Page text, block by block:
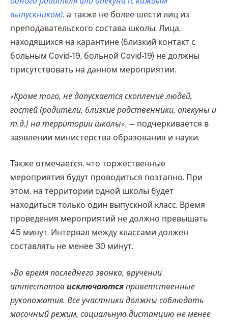
выпускником), а также не более шести лиц из
преподавательского состава школы. Лица,
находящихся на карантине (близкий контакт с
больным Covid-19, больной Covid-19) не должны
присутствовать на данном мероприятии.
«Кроме того, не допускается скопление людей,
гостей (родители, близкие родственники, опекуны и
т.д.) на территории школы», — подчеркивается в
заявлении министерства образования и науки.
Также отмечается, что торжественные
мероприятия будут проводиться поэтапно. При
этом, на территории одной школы будет
находиться только один выпускной класс. Время
проведения мероприятий не должно превышать
45 минут. Интервал между классами должен
составлять не менее 30 минут.
«Во время последнего звонка, вручении
аттестатов исключаются приветственные
рукопожатия. Все участники должны соблюдать
масочный режим, социальную дистанцию не менее